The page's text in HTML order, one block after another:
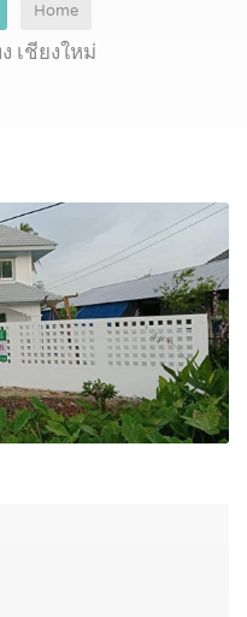
Home
เชียงใหม่